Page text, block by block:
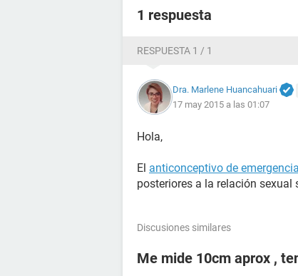
1 respuesta
RESPUESTA 1 / 1
Dra. Marlene Huancahuari
17 may 2015 a las 01:07
Hola,
El anticonceptivo de emergencia
posteriores a la relación sexual
Discusiones similares
Me mide 10cm aprox ,